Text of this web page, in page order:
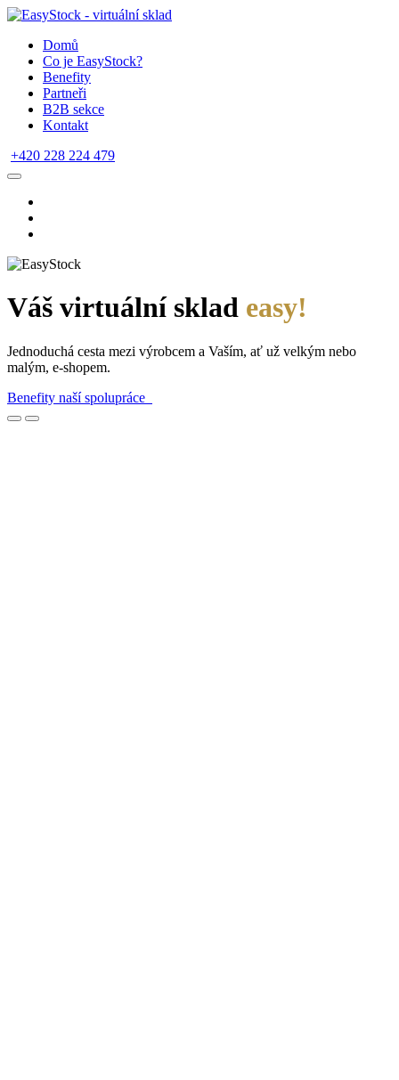
Domů
Co je EasyStock?
Benefity
Partneři
B2B sekce
Kontakt
+420 228 224 479
Váš virtuální sklad easy!
Jednoduchá cesta mezi výrobcem a Vaším, ať už velkým nebo
malým, e-shopem.
Benefity naší spolupráce